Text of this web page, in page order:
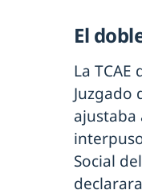
El
La
Juzgado
ajustaba
Social